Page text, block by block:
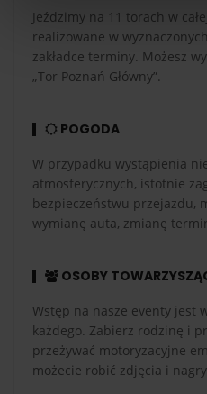
Jeździmy na 11 torach w
realizowane w
zakładce terminy. Możesz
„Tor Poznań Główny”.
POGODA
W przypadku wystąpienia
atmosferycznych, istotnie
bezpieczeństwu przejazdu,
wymianę auta, zmianę
OSOBY
Wstęp na nasze eventy jest
każdego. Zabierz rodzinę i
przeżywać motoryzacyjne
możecie robić zdjęcia i